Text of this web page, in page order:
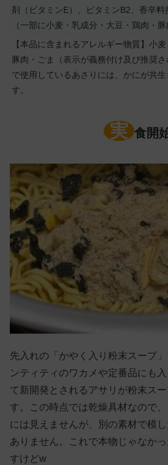
剤（ビタミンE）、ビタミンB2、香辛料
（一部に小麦・乳成分・大豆・鶏肉・豚
【本品に含まれるアレルギー物質】小
豚肉・ごま（表示が義務付け及び推奨
で使用しているあさりには、かにが共
す。
実 食開
先入れの「かやく入り粉末スープ
ンティティのワカメや定番品にも
て新開発とされるアサリが粉末ス
す。この時点では乾燥具材なので
には見えませんが、別の素材で模
ありません。これで本物じゃなか
すけどw